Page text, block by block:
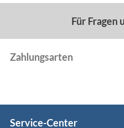
Für Fragen
Zahlungsarten
Service-Center